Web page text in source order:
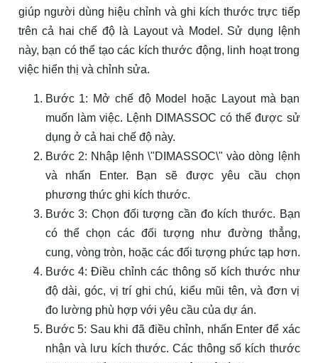
giúp người dùng hiệu chỉnh và ghi kích thước trực tiếp
trên cả hai chế độ là Layout và Model. Sử dụng lệnh
này, bạn có thể tạo các kích thước động, linh hoạt trong
việc hiển thị và chỉnh sửa.
Bước 1: Mở chế độ Model hoặc Layout mà bạn
muốn làm việc. Lệnh DIMASSOC có thể được sử
dụng ở cả hai chế độ này.
Bước 2: Nhập lệnh \"DIMASSOC\" vào dòng lệnh
và nhấn Enter. Bạn sẽ được yêu cầu chọn
phương thức ghi kích thước.
Bước 3: Chọn đối tượng cần đo kích thước. Bạn
có thể chọn các đối tượng như đường thẳng,
cung, vòng tròn, hoặc các đối tượng phức tạp hơn.
Bước 4: Điều chỉnh các thông số kích thước như
độ dài, góc, vị trí ghi chú, kiểu mũi tên, và đơn vị
đo lường phù hợp với yêu cầu của dự án.
Bước 5: Sau khi đã điều chỉnh, nhấn Enter để xác
nhận và lưu kích thước. Các thông số kích thước